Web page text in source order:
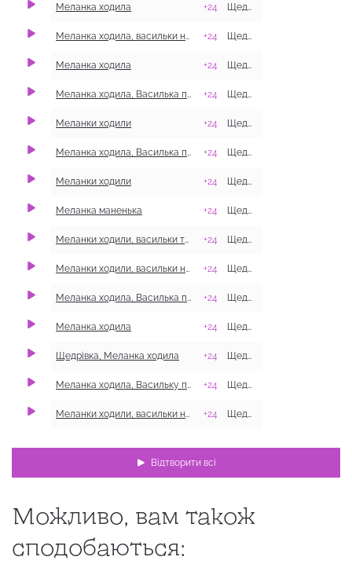
Меланка​ ходила +24 Щедрівки
Меланка ходила, васильки носила +24 Щедрівки
Меланка ходила +24 Щедрівки
Меланка ходила, Василька просила +24 Щедрівки
Меланки ходили +24 Щедрівки
Меланка ходила, Василька просила +24 Щедрівки
Меланки ходили +24 Щедрівки
Меланка маненька +24 Щедрівки
Меланки ходили, васильки трусили +24 Щедрівки
Меланки ходили, васильки носили +24 Щедрівки
Меланка ходила, Василька просила +24 Щедрівки
​Меланка ходила +24 Щедрівки
Щедрівка, Меланка ходила +24 Щедрівки
Меланка ходила, Васильку просила +24 Щедрівки
Меланки ходили, васильки носили +24 Щедрівки
Відтворити всі
Можливо, вам також
сподобаються: